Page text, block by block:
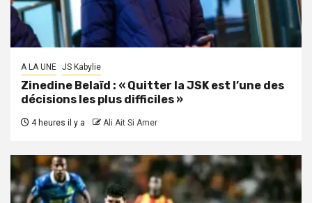
A LA UNE JS Kabylie
Zinedine Belaïd : « Quitter la JSK est l’une des
décisions les plus difficiles »
4 heures il y a Ali Ait Si Amer